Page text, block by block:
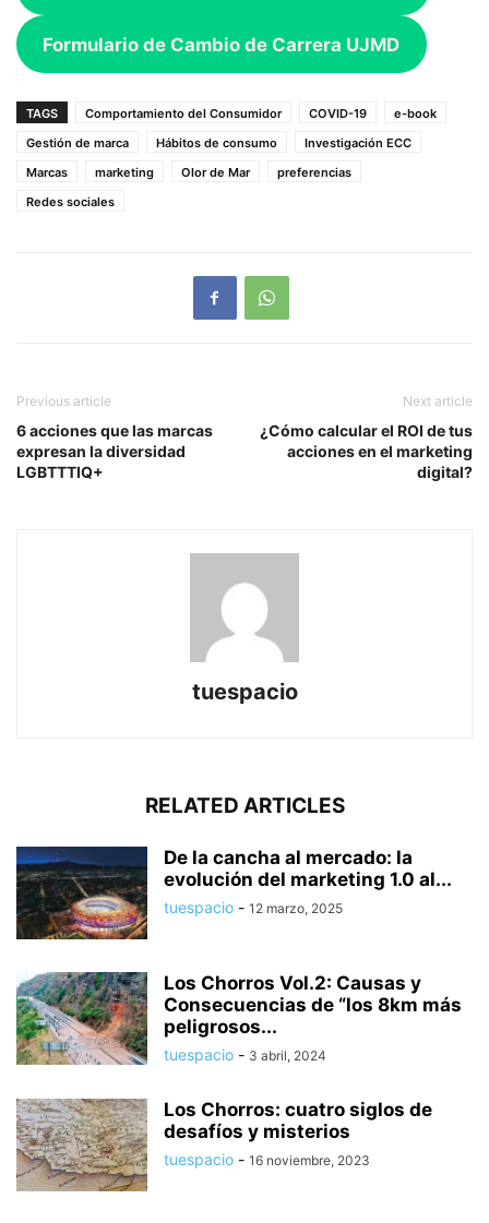
Formulario de Cambio de Carrera UJMD
TAGS Comportamiento del Consumidor COVID-19
e-book
Gestión de marca
Hábitos de consumo
Investigación ECC
Marcas
marketing Olor de Mar
preferencias
Redes sociales
Previous article
6 acciones que las marcas
expresan la diversidad
LGBTTTIQ+
Next article
¿Cómo calcular el ROI de tus
acciones en el marketing
digital?
tuespacio
RELATED ARTICLES
De la cancha al mercado: la
evolución del marketing 1.0 al...
tuespacio - 12 marzo, 2025
Los Chorros Vol.2: Causas y
Consecuencias de “los 8km más
peligrosos...
tuespacio - 3 abril, 2024
Los Chorros: cuatro siglos de
desafíos y misterios
tuespacio - 16 noviembre, 2023